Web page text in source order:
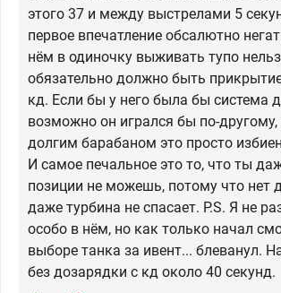
этого 37 и между выстрелами 5
первое впечатление обсалютно
нём в одиночку выживать тупо
обязательно должно быть
кд. Если бы у него была бы система
возможно он игрался бы по-
долгим барабаном это просто
И самое печальное это то, что ты
позиции не можешь, потому что нет
даже турбина не спасает. P.S. Я не
особо в нём, но как только начал
выборе танка за ивент... блеванул.
без дозарядки с кд около 40 секунд.